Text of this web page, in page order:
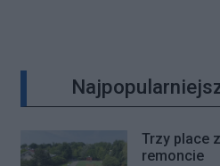
Trzy place
remoncie